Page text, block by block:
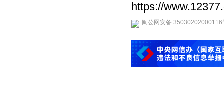
https://
闽公网安备 35030202000116